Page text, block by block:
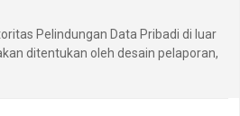
Pelindungan Data Pribadi di luar
ditentukan oleh desain pelaporan,